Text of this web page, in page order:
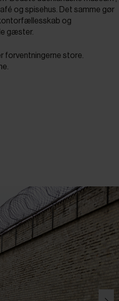
og spisehus. Det samme gør
og
gæster.
forventningerne store.